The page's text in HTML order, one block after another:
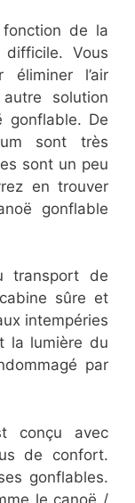
fonction de la
Vous
l’air
solution
gonflable. De
sont très
sont un peu
en trouver
gonflable
transport de
sûre et
intempéries
la lumière du
par
conçu avec
de confort.
gonflables.
le canoë /